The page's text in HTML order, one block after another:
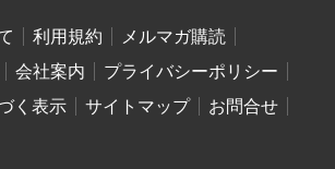
利用規約
メルマガ購読
会社案内
プライバシーポリシー
く表示
サイトマップ
お問合せ